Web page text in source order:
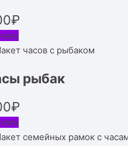
₽
рыбак
₽